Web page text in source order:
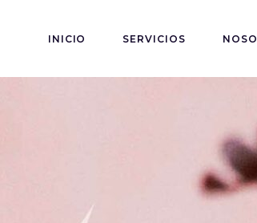
INICIO SERVICIOS